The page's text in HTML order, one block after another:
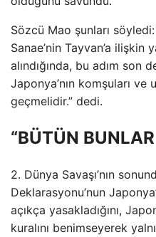
Sözcü Mao şunları
Sanae’nin Tayvan’a ilişkin
alındığında, bu adım son
Japonya’nın komşuları
geçmelidir.” dedi.
“BÜTÜN
2. Dünya Savaşı’nın
Deklarasyonu’nun
açıkça yasakladığını,
kuralını benimseyerek